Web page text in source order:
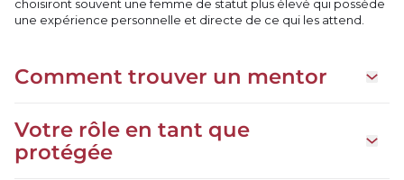
choisiront souvent une femme de statut plus élevé qui possède
une expérience personnelle et directe de ce qui les attend.
Comment trouver un mentor
Votre rôle en tant que
protégée